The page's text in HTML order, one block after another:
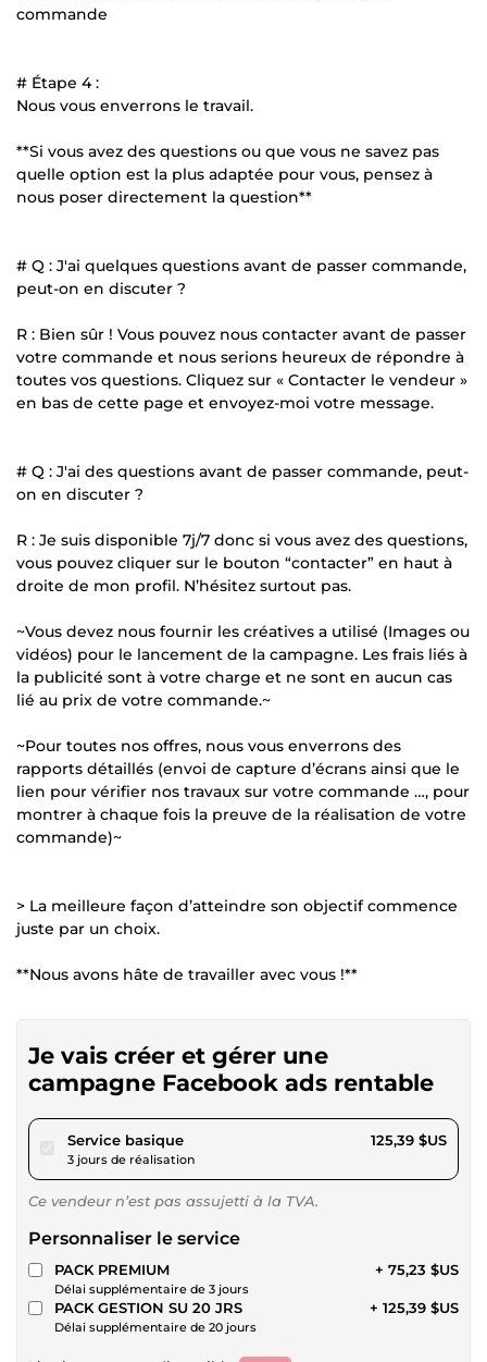
commande
# Étape 4 :
Nous vous enverrons le travail.
**Si vous avez des questions ou que vous ne savez pas
quelle option est la plus adaptée pour vous, pensez à
nous poser directement la question**
# Q : J'ai quelques questions avant de passer commande,
peut-on en discuter ?
R : Bien sûr ! Vous pouvez nous contacter avant de passer
votre commande et nous serions heureux de répondre à
toutes vos questions. Cliquez sur « Contacter le vendeur »
en bas de cette page et envoyez-moi votre message.
# Q : J'ai des questions avant de passer commande, peut-
on en discuter ?
R : Je suis disponible 7j/7 donc si vous avez des questions,
vous pouvez cliquer sur le bouton “contacter” en haut à
droite de mon profil. N’hésitez surtout pas.
~Vous devez nous fournir les créatives a utilisé (Images ou
vidéos) pour le lancement de la campagne. Les frais liés à
la publicité sont à votre charge et ne sont en aucun cas
lié au prix de votre commande.~
~Pour toutes nos offres, nous vous enverrons des
rapports détaillés (envoi de capture d’écrans ainsi que le
lien pour vérifier nos travaux sur votre commande …, pour
montrer à chaque fois la preuve de la réalisation de votre
commande)~
> La meilleure façon d’atteindre son objectif commence
juste par un choix.
**Nous avons hâte de travailler avec vous !**
Je vais créer et gérer une
campagne Facebook ads rentable
Service basiquepour 115,57 $US
3 jours de réalisation
125,39 $US
Ce vendeur n’est pas assujetti à la TVA.
Personnaliser le service
PACK PREMIUM
Délai supplémentaire de 3 jours
+ 75,23 $US
PACK GESTION SU 20 JRS
Délai supplémentaire de 20 jours
+ 125,39 $US